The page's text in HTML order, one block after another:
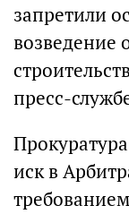
запретили
возведение
пресс-
иск в